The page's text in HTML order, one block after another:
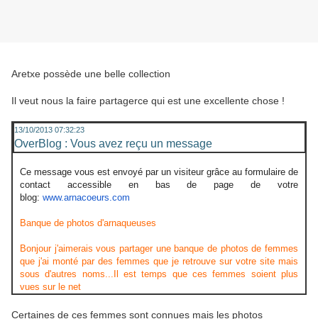
Aretxe possède une belle collection
Il veut nous la faire partagerce qui est une excellente chose !
13/10/2013 07:32:23
OverBlog : Vous avez reçu un message
Ce message vous est envoyé par un visiteur grâce au formulaire de
contact accessible en bas de page de votre
blog: www.arnacoeurs.com
Banque de photos d'arnaqueuses
Bonjour j'aimerais vous partager une banque de photos de femmes
que j'ai monté par des femmes que je retrouve sur votre site mais
sous d'autres noms...Il est temps que ces femmes soient plus
vues sur le net
Certaines de ces femmes sont connues mais les photos